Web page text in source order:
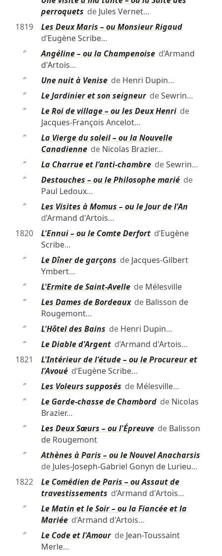
perroquets de Jules Vernet…
1819
Les Deux Maris – ou Monsieur Rigaud
d’Eugène Scribe…
″
Angéline – ou la Champenoised’Armand
d'Artois…
″
Une nuit à Venisede Henri Dupin…
″
Le Jardinier et son seigneurdeSewrin…
″
Le Roi de village – ou les Deux Henride
Jacques-François Ancelot…
″
La Vierge du soleil – ou la Nouvelle
Canadiennede Nicolas Brazier…
″
La Charrue et l'anti-chambredeSewrin…
″
Destouches – ou le Philosophe mariéde
Paul Ledoux…
″
Les Visites à Momus – ou le Jour de l'An
d’Armand d'Artois…
1820
L'Ennui – ou le Comte Derfortd’Eugène
Scribe…
″
Le Dîner de garçons de Jacques-Gilbert
Ymbert…
″
L'Ermite de Saint-Avellede Mélesville
″
Les Dames de Bordeauxde Balisson de
Rougemont…
″
L'Hôtel des Bains de Henri Dupin…
″
Le Diable d'Argentd’Armand d'Artois…
1821
L'Intérieur de l'étude – ou le Procureur et
l'Avouéd’Eugène Scribe…
″
Les Voleurs supposés de Mélesville…
″
Le Garde-chasse de Chambordde Nicolas
Brazier…
″
Les Deux Sœurs – ou l'Épreuvede Balisson
de Rougemont
″
Athènes à Paris – ou le Nouvel Anacharsis
de Jules-Joseph-Gabriel Gonyn de Lurieu…
1822
Le Comédien de Paris – ou Assaut de
travestissements d’Armand d'Artois…
″
Le Matin et le Soir – ou la Fiancée et la
Mariéed’Armand d'Artois…
″
Le Code et l'Amourde Jean-Toussaint
Merle…